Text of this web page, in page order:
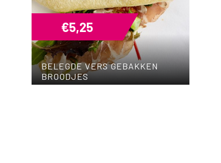
BELEGDE VERS GEBAKKEN
BROODJES
€5,25